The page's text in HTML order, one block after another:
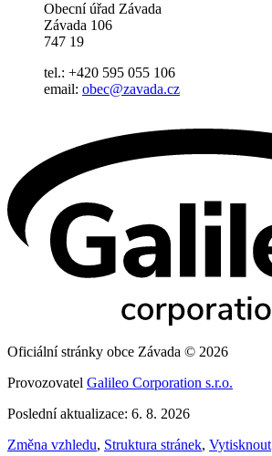
Obecní úřad Závada
Závada 106
747 19
tel.: +420 595 055 106
email: obec@zavada.cz
Oficiální stránky obce Závada © 2026
Provozovatel Galileo Corporation s.r.o.
Poslední aktualizace: 6. 8. 2026
Změna vzhledu, Struktura stránek, Vytisknout